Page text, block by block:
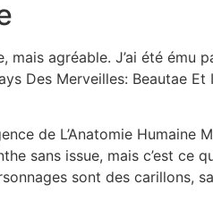
agréable. J’ai été ému
Des Merveilles: Beautae Et
de L’Anatomie Humaine
sans issue, mais c’est ce
sont des carillons,